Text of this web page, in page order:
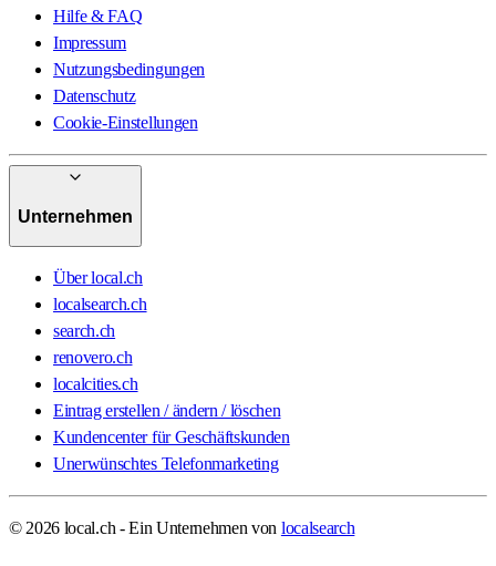
Hilfe & FAQ
Impressum
Nutzungsbedingungen
Datenschutz
Cookie-Einstellungen
Unternehmen
Über local.ch
localsearch.ch
search.ch
renovero.ch
localcities.ch
Eintrag erstellen / ändern / löschen
Kundencenter für Geschäftskunden
Unerwünschtes Telefonmarketing
© 2026 local.ch - Ein Unternehmen von localsearch